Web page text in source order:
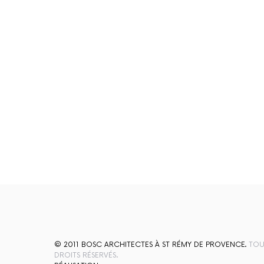
© 2011 BOSC ARCHITECTES À ST RÉMY DE PROVENCE.
DROITS RÉSERVÉS.